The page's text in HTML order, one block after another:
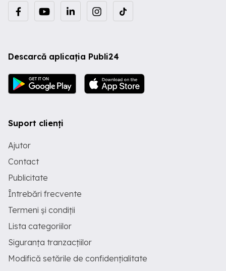
Descarcă aplicația Publi24
Suport clienți
Ajutor
Contact
Publicitate
Întrebări frecvente
Termeni și condiții
Lista categoriilor
Siguranța tranzacțiilor
Modifică setările de confidențialitate